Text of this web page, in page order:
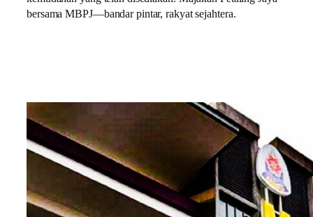
bersama MBPJ—bandar pintar, rakyat sejahtera.